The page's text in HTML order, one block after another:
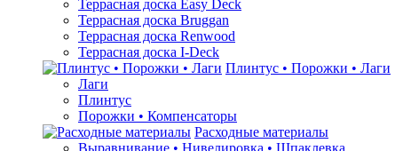
Террасная доска Easy Deck
Террасная доска Bruggan
Террасная доска Renwood
Террасная доска I-Deck
Плинтус • Порожки • Лаги
Лаги
Плинтус
Порожки • Компенсаторы
Расходные материалы
Выравнивание • Нивелировка • Шпаклевка